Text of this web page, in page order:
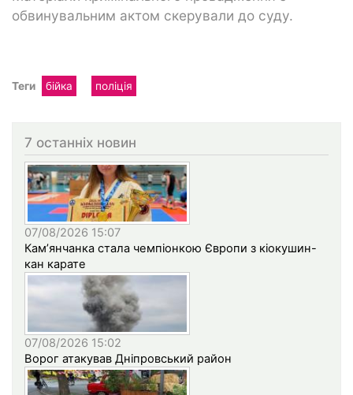
обвинувальним актом скерували до суду.
Теги бійка поліція
7 останніх новин
07/08/2026 15:07
Кам’янчанка стала чемпіонкою Європи з кіокушин-
кан карате
07/08/2026 15:02
Ворог атакував Дніпровський район